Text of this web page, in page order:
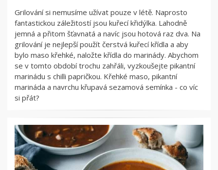
Grilování si nemusíme užívat pouze v létě. Naprosto
fantastickou záležitostí jsou kuřecí křidýlka. Lahodně
jemná a přitom šťavnatá a navíc jsou hotová raz dva. Na
grilování je nejlepší použít čerstvá kuřecí křídla a aby
bylo maso křehké, naložte křídla do marinády. Abychom
se v tomto období trochu zahřáli, vyzkoušejte pikantní
marinádu s chilli papričkou. Křehké maso, pikantní
marináda a navrchu křupavá sezamová semínka - co víc
si přát?